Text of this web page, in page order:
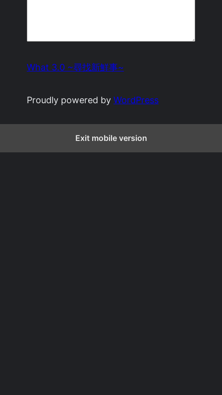
What 3.0 ~尋找新鮮事~
Proudly powered byWordPress
Exit mobile version